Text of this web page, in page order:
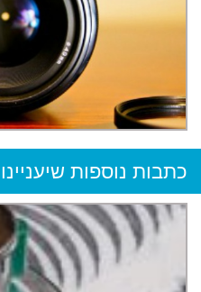
כתבות נוספות